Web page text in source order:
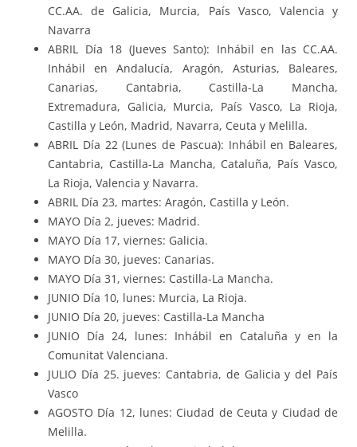
CC.AA. de Galicia, Murcia, País Vasco, Valencia y
Navarra
ABRIL Día 18 (Jueves Santo): Inhábil en las CC.AA.
Inhábil en Andalucía, Aragón, Asturias, Baleares,
Canarias, Cantabria, Castilla-La Mancha,
Extremadura, Galicia, Murcia, País Vasco, La Rioja,
Castilla y León, Madrid, Navarra, Ceuta y Melilla.
ABRIL Día 22 (Lunes de Pascua): Inhábil en Baleares,
Cantabria, Castilla-La Mancha, Cataluña, País Vasco,
La Rioja, Valencia y Navarra.
ABRIL Día 23, martes: Aragón, Castilla y León.
MAYO Día 2, jueves: Madrid.
MAYO Día 17, viernes: Galicia.
MAYO Día 30, jueves: Canarias.
MAYO Día 31, viernes: Castilla-La Mancha.
JUNIO Día 10, lunes: Murcia, La Rioja.
JUNIO Día 20, jueves: Castilla-La Mancha
JUNIO Día 24, lunes: Inhábil en Cataluña y en la
Comunitat Valenciana.
JULIO Día 25. jueves: Cantabria, de Galicia y del País
Vasco
AGOSTO Día 12, lunes: Ciudad de Ceuta y Ciudad de
Melilla.